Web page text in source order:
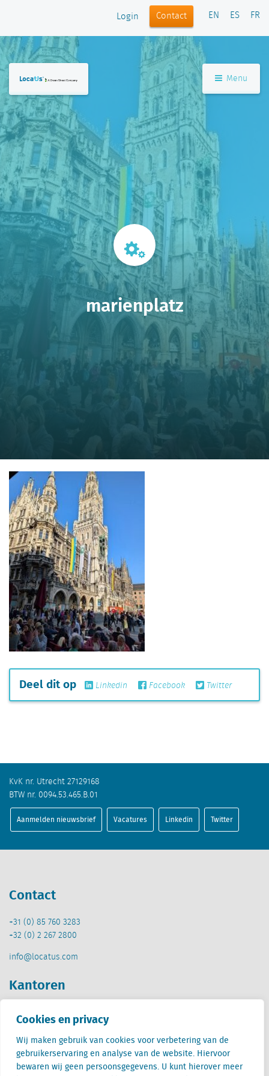
Cookies en privacy
Wij maken gebruik van cookies voor verbetering van de
gebruikerservaring en analyse van de website. Hiervoor
bewaren wij geen persoonsgegevens. U kunt hierover meer
Login Contact EN ES FR
Menu
marienplatz
Deel dit op Linkedin Facebook Twitter
KvK nr. Utrecht 27129168
BTW nr. 0094.53.465.B.01
Aanmelden nieuwsbrief Vacatures Linkedin Twitter
Contact
+31 (0) 85 760 3283
+32 (0) 2 267 2800
info@locatus.com
Kantoren
Nederland (hoofdkantoor)
Creative Valley
Stationsplein 32
3511 ED Utrecht